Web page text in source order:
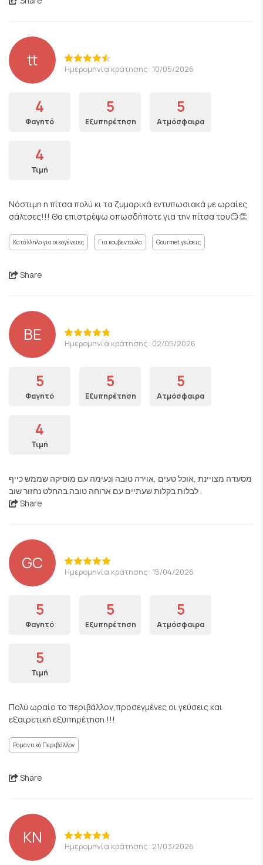
tt Ημερομηνία κράτησης: 10/05/2026
4
Φαγητό
5
Εξυπηρέτηση
5
Ατμόσφαιρα
4
Τιμή
Νόστιμη η πίτσα πολύ κι τα ζυμαρικά εντυπωσιακά με ωραίες
σάλτσες!!! Θα επιστρέψω οπωσδήποτε για την πίτσα του😏👏
Κατάλληλο για οικογένειες Για κουβεντούλα Gourmet γεύσεις
Share
BE Ημερομηνία κράτησης: 02/05/2026
5
Φαγητό
5
Εξυπηρέτηση
5
Ατμόσφαιρα
4
Τιμή
מסעדה מצויינת ,אוכל טעים ,אוירה טובה ונעימה עם מוסיקה שממש כייף
לבלות בקלות שעתיים עם ארוחה טובה.בהחלט נחזור שוב .
Share
GC Ημερομηνία κράτησης: 15/04/2026
5
Φαγητό
5
Εξυπηρέτηση
5
Ατμόσφαιρα
5
Τιμή
Πολύ ωραίο το περιβάλλον,προσεγμένες οι γεύσεις και
εξαιρετική εξυπηρέτηση !!!
Ρομαντικό Περιβάλλον
Share
KN Ημερομηνία κράτησης: 21/03/2026